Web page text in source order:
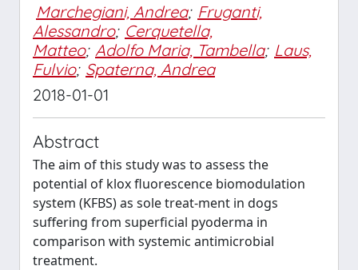
Marchegiani, Andrea; Fruganti,
Alessandro; Cerquetella,
Matteo; Adolfo Maria, Tambella; Laus,
Fulvio; Spaterna, Andrea
2018-01-01
Abstract
The aim of this study was to assess the
potential of klox fluorescence biomodulation
system (KFBS) as sole treat-ment in dogs
suffering from superficial pyoderma in
comparison with systemic antimicrobial
treatment.